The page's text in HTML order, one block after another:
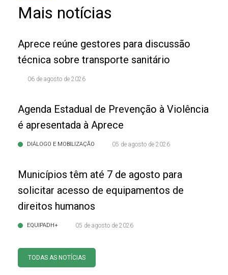
Mais notícias
Aprece reúne gestores para discussão
técnica sobre transporte sanitário
06 de agosto de 2026
Agenda Estadual de Prevenção à Violência
é apresentada à Aprece
DIÁLOGO E MOBILIZAÇÃO 05 de agosto de 2026
Municípios têm até 7 de agosto para
solicitar acesso de equipamentos de
direitos humanos
EQUIPADH+ 05 de agosto de 2026
TODAS AS NOTÍCIAS